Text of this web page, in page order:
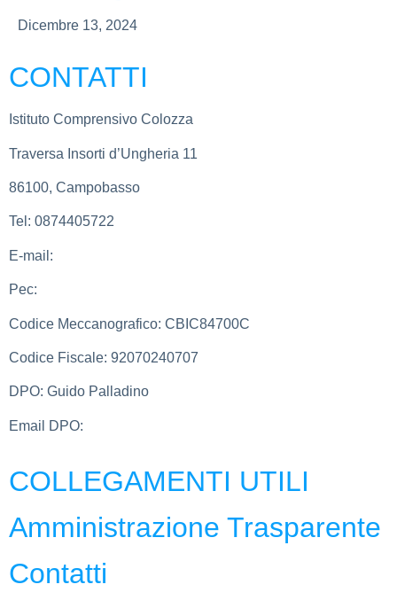
Dicembre 13, 2024
CONTATTI
Istituto Comprensivo Colozza
Traversa Insorti d’Ungheria 11
86100, Campobasso
Tel: 0874405722
E-mail:
Pec:
Codice Meccanografico: CBIC84700C
Codice Fiscale: 92070240707
DPO: Guido Palladino
Email DPO:
COLLEGAMENTI UTILI
Amministrazione Trasparente
Contatti